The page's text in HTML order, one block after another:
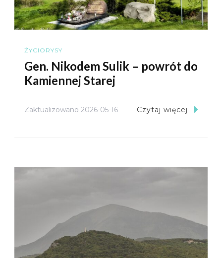
ŻYCIORYSY
Gen. Nikodem Sulik – powrót do
Kamiennej Starej
Zaktualizowano 2026-05-16 Czytaj więcej